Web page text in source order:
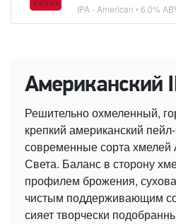
IPA - American • 6.0%
Американский
Решительно охмеленный,
крепкий американский
современные сорта
Света. Баланс в сторону
профилем брожения,
чистым поддерживающим
сияет творчески